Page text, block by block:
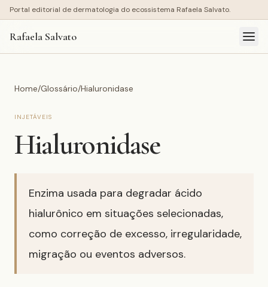
Portal editorial de dermatologia do ecossistema Rafaela Salvato.
Rafaela Salvato
Home/Glossário/Hialuronidase
INJETÁVEIS
Hialuronidase
Enzima usada para degradar ácido
hialurônico em situações selecionadas,
como correção de excesso, irregularidade,
migração ou eventos adversos.